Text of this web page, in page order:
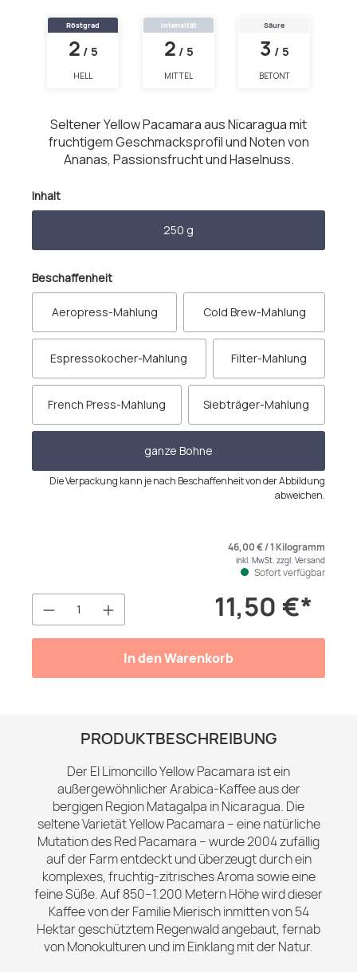
Röstgrad
2 / 5
HELL
Intensität
2 / 5
MITTEL
Säure
3 / 5
BETONT
Seltener Yellow Pacamara aus Nicaragua mit
fruchtigem Geschmacksprofil und Noten von
Ananas, Passionsfrucht und Haselnuss.
Inhaltauswählen
250 g
Beschaffenheitauswählen
Aeropress-Mahlung Cold Brew-Mahlung
Espressokocher-Mahlung Filter-Mahlung
French Press-Mahlung Siebträger-Mahlung
ganze Bohne
Die Verpackung kann je nach Beschaffenheit von der Abbildung
abweichen.
Produkt Anzahl: Gib den11,50 €*
46,00 € / 1 Kilogramm
inkl. MwSt. zzgl. Versand
Sofort verfügbar
In den Warenkorb
PRODUKTBESCHREIBUNG
Der El Limoncillo Yellow Pacamara ist ein
außergewöhnlicher Arabica-Kaffee aus der
bergigen Region Matagalpa in Nicaragua. Die
seltene Varietät Yellow Pacamara – eine natürliche
Mutation des Red Pacamara – wurde 2004 zufällig
auf der Farm entdeckt und überzeugt durch ein
komplexes, fruchtig-zitrisches Aroma sowie eine
feine Süße. Auf 850–1.200 Metern Höhe wird dieser
Kaffee von der Familie Mierisch inmitten von 54
Hektar geschütztem Regenwald angebaut, fernab
von Monokulturen und im Einklang mit der Natur.